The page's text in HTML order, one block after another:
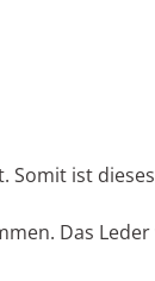
Somit ist
Das